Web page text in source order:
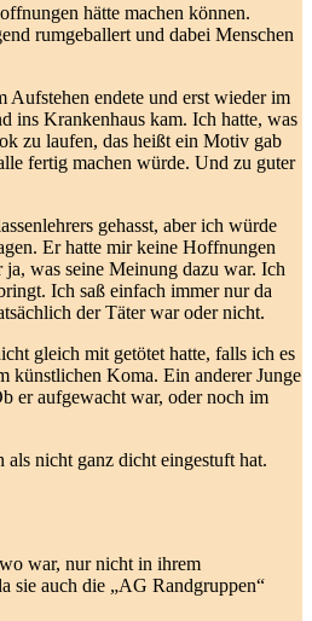
hätte machen können.
rumgeballert und dabei Menschen
Aufstehen endete und erst wieder im
ins Krankenhaus kam. Ich hatte, was
zu laufen, das heißt ein Motiv gab
fertig machen würde. Und zu guter
gehasst, aber ich würde
Er hatte mir keine Hoffnungen
was seine Meinung dazu war. Ich
Ich saß einfach immer nur da
der Täter war oder nicht.
gleich mit getötet hatte, falls ich es
künstlichen Koma. Ein anderer Junge
er aufgewacht war, oder noch im
als nicht ganz dicht eingestuft hat.
war, nur nicht in ihrem
sie auch die „AG Randgruppen“